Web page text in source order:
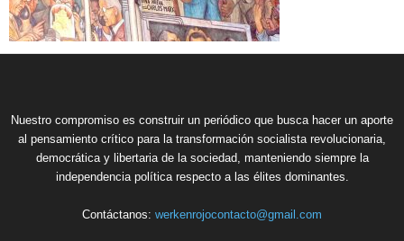
Nuestro compromiso es construir un periódico que busca hacer un aporte
al pensamiento crítico para la transformación socialista revolucionaria,
democrática y libertaria de la sociedad, manteniendo siempre la
independencia política respecto a las élites dominantes.
Contáctanos: werkenrojocontacto@gmail.com